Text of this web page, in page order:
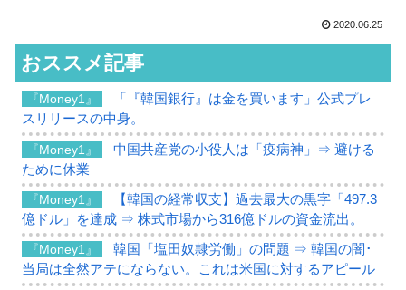
2020.06.25
おススメ記事
『Money1』
「『韓国銀行』は金を買います」公式プレ
スリリースの中身。
『Money1』
中国共産党の小役人は「疫病神」⇒ 避ける
ために休業
『Money1』
【韓国の経常収支】過去最大の黒字「497.3
億ドル」を達成 ⇒ 株式市場から316億ドルの資金流出。
『Money1』
韓国「塩田奴隷労働」の問題 ⇒ 韓国の闇･
当局は全然アテにならない。これは米国に対するアピール